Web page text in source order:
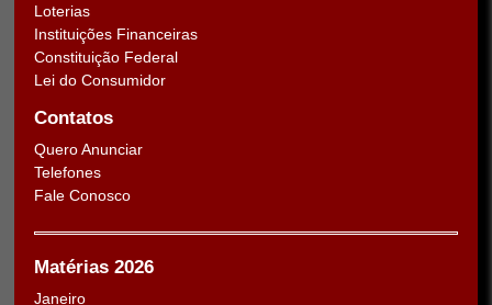
Loterias
Instituições Financeiras
Constituição Federal
Lei do Consumidor
Contatos
Quero Anunciar
Telefones
Fale Conosco
Matérias 2026
Janeiro